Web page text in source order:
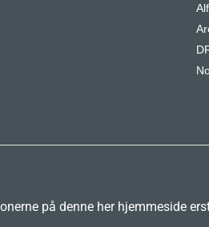
på denne her hjemmeside